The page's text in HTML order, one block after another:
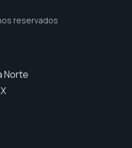
reservados
Norte